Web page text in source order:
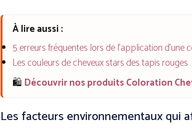
À lire aussi :
5 erreurs fréquentes lors de l'application d'une
Les couleurs de cheveux stars des tapis rouges
🛍️ Découvrir nos produits Coloration
Les facteurs environnementaux qui